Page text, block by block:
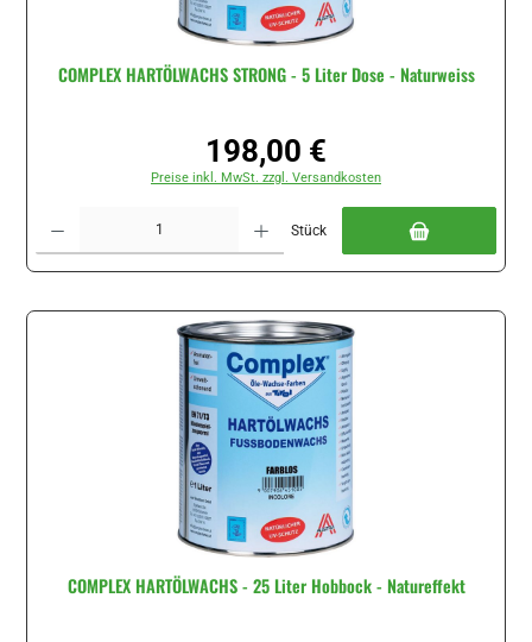
COMPLEX HARTÖLWACHS STRONG - 5 Liter Dose - Naturweiss
Regulärer Preis:
198,00 €
Preise inkl. MwSt. zzgl. Versandkosten
Stück
COMPLEX HARTÖLWACHS - 25 Liter Hobbock - Natureffekt